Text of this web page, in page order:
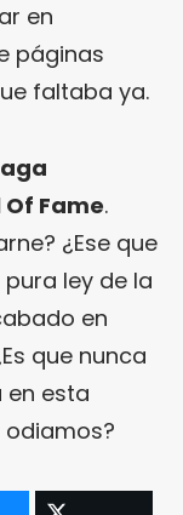
en
páginas
faltaba ya.
Fame.
¿Ese que
ley de la
en
que nunca
en esta
odiamos?